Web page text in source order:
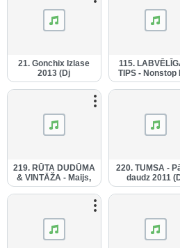
21. Gonchix Izlase
2013 (Dj
Gonchix).mp3
115.
TIPS - Nonstop
(By Dj
219. RŪTA DUDŪMA
& VINTĀŽA - Maijs,
miera nedod (Dj
Gonchix mix -
220. TUMSA -
daudz 2011
Gonchix mix